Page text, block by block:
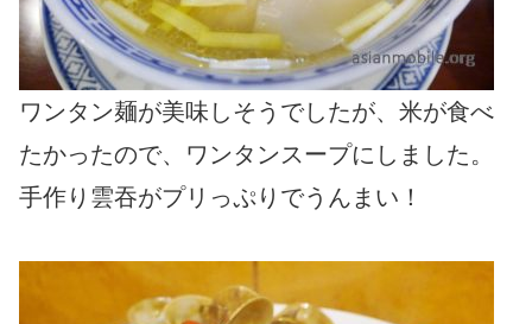
ワンタン麺が美味しそうでしたが、米が食べ
たかったので、ワンタンスープにしました。
手作り雲吞がプリっぷりでうんまい！